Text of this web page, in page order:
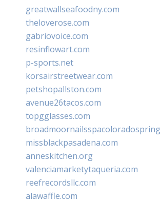
greatwallseafoodny.com
theloverose.com
gabriovoice.com
resinflowart.com
p-sports.net
korsairstreetwear.com
petshopallston.com
avenue26tacos.com
topgglasses.com
missblackpasadena.com
anneskitchen.org
valenciamarketytaqueria.com
reefrecordsllc.com
alawaffle.com